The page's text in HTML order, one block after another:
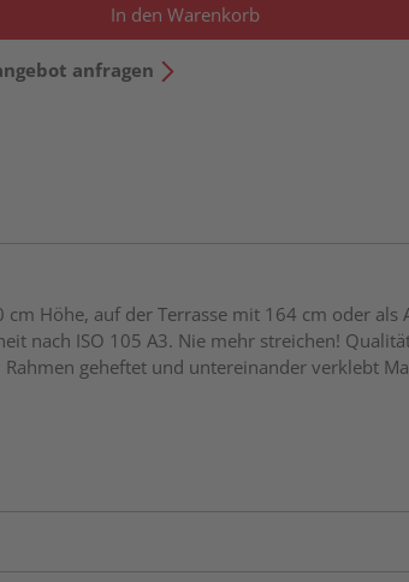
In den Warenkorb
anfragen
Höhe, auf der Terrasse mit 164 cm oder als
nach ISO 105 A3. Nie mehr streichen!
geheftet und untereinander verklebt